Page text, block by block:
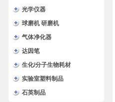
光学仪器
球磨机 研磨机
气体净化器
达因笔
生化/分子生物耗材
实验室塑料制品
石英制品